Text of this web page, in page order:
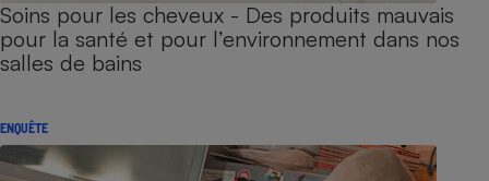
Soins pour les cheveux - Des produits mauvais
pour la santé et pour l’environnement dans nos
salles de bains
ENQUÊTE